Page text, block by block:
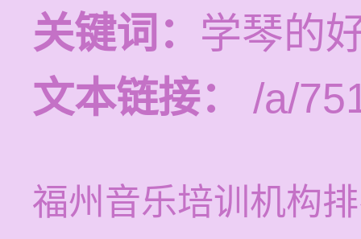
关键词： 学琴的
文本链接：
/a/
福州音乐培训机构